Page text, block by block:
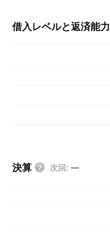
借入レベルと返済能力
決算 次回: —